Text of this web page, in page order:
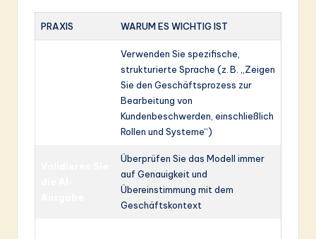
PRAXIS WARUM ES WICHTIG IST
Verwenden Sie spezifische,
strukturierte Sprache (z. B. „Zeigen
Sie den Geschäftsprozess zur
Bearbeitung von
Kundenbeschwerden, einschließlich
Rollen und Systeme“)
Überprüfen Sie das Modell immer
auf Genauigkeit und
Übereinstimmung mit dem
Geschäftskontext